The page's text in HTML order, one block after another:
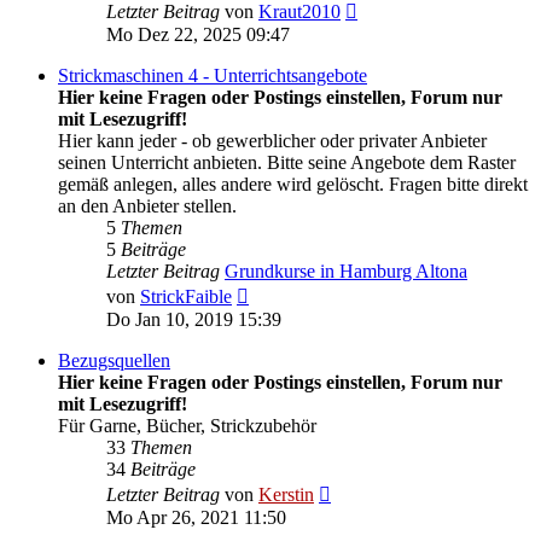
Letzter Beitrag von Kraut2010
Mo Dez 22, 2025 09:47
Strickmaschinen 4 - Unterrichtsangebote
Hier keine Fragen oder Postings einstellen, Forum nur
mit Lesezugriff!
Hier kann jeder - ob gewerblicher oder privater Anbieter
seinen Unterricht anbieten. Bitte seine Angebote dem Raster
gemäß anlegen, alles andere wird gelöscht. Fragen bitte direkt
an den Anbieter stellen.
5 Themen
5 Beiträge
Letzter Beitrag Grundkurse in Hamburg Altona
von StrickFaible
Beitrag
Do Jan 10, 2019 15:39
Bezugsquellen
Hier keine Fragen oder Postings einstellen, Forum nur
mit Lesezugriff!
Für Garne, Bücher, Strickzubehör
33 Themen
34 Beiträge
Letzter Beitrag von Kerstin
Mo Apr 26, 2021 11:50